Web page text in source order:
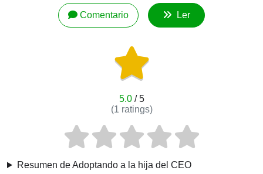
Comentario Ler
5.0/ 5
(1 ratings)
Resumen de Adoptando a la hija del CEO